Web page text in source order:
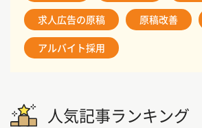
求人広告の原稿 原稿改善
アルバイト採用
人気記事ランキング